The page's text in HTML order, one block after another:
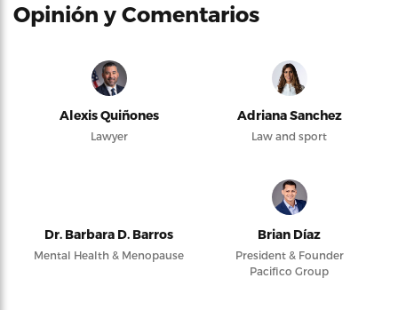
Opinión y Comentarios
Alexis Quiñones
Lawyer
Adriana Sanchez
Law and sport
Dr. Barbara D. Barros
Mental Health & Menopause
Brian Díaz
President & Founder
Pacifico Group